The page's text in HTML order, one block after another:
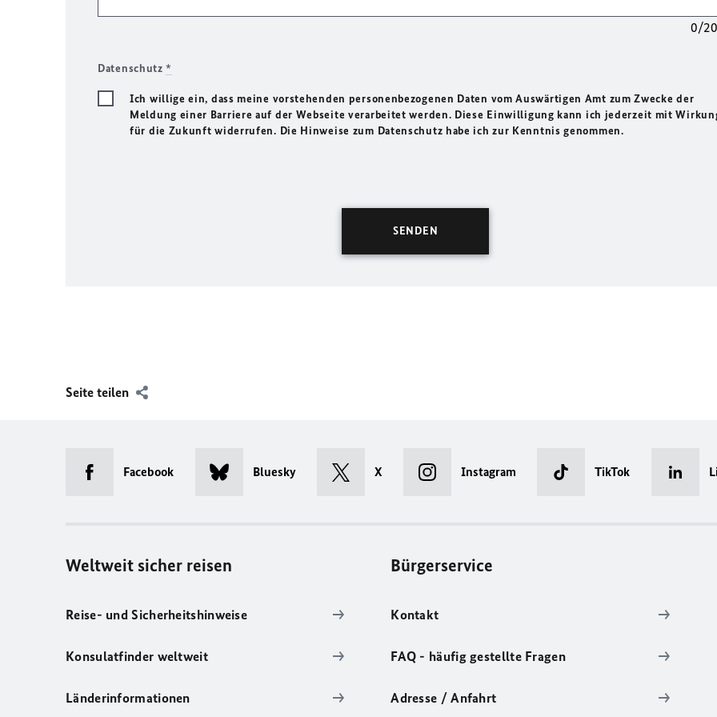
0/
Datenschutz*
Ich willige ein, dass meine vorstehenden personenbezogenen Daten vom Auswärtigen Amt zum Zwecke der
Meldung einer Barriere auf der Webseite verarbeitet werden. Diese Einwilligung kann ich jederzeit mit
für die Zukunft widerrufen. Die Hinweise zum Datenschutz habe ich zur Kenntnis genommen.
Seite teilen
Facebook Bluesky X Instagram TikTok
Weltweit sicher reisen
Reise- und Sicherheitshinweise
Konsulatfinder weltweit
Länderinformationen
Bürgerservice
Kontakt
FAQ - häufig gestellte Fragen
Adresse / Anfahrt